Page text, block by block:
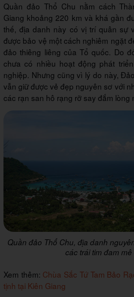
Quần đảo Thổ Chu nằm cách
Giang khoảng 220 km và khá gần
thế, địa danh này có vị trí quân sự
được bảo vệ một cách nghiêm ngặt
đảo thiêng liêng của Tổ quốc. Do
chưa có nhiều hoạt động phát
nghiệp. Nhưng cũng vì lý do này,
vẫn giữ được vẻ đẹp nguyên sơ với
các rạn san hô rạng rỡ say đắm lòng
Quần đảo Thổ Chu, địa danh
các trái tim đam mê
Xem thêm: Chùa Sắc Tứ Tam Bảo
tịnh tại Kiên Giang